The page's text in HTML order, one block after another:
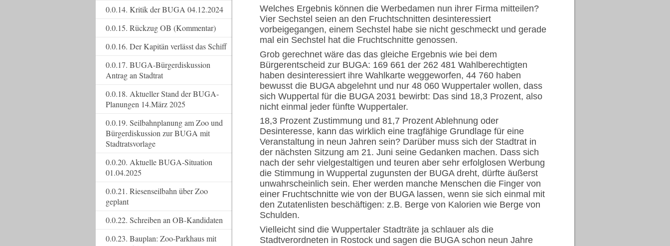
Welches Ergebnis können die Werbedamen nun ihrer Firma mitteilen?
Vier Sechstel seien an den Fruchtschnitten desinteressiert
vorbeigegangen, einem Sechstel habe sie nicht geschmeckt und gerade
mal ein Sechstel hat die Fruchtschnitte genossen.
Grob gerechnet wäre das das gleiche Ergebnis wie bei dem
Bürgerentscheid zur BUGA: 169 661 der 262 481 Wahlberechtigten
haben desinteressiert ihre Wahlkarte weggeworfen, 44 760 haben
bewusst die BUGA abgelehnt und nur 48 060 Wuppertaler wollen, dass
sich Wuppertal für die BUGA 2031 bewirbt: Das sind 18,3 Prozent, also
nicht einmal jeder fünfte Wuppertaler.
18,3 Prozent Zustimmung und 81,7 Prozent Ablehnung oder
Desinteresse, kann das wirklich eine tragfähige Grundlage für eine
Veranstaltung in neun Jahren sein? Darüber muss sich der Stadtrat in
der nächsten Sitzung am 21. Juni seine Gedanken machen. Dass sich
nach der sehr vielgestaltigen und teuren aber sehr erfolglosen Werbung
die Stimmung in Wuppertal zugunsten der BUGA dreht, dürfte äußerst
unwahrscheinlich sein. Eher werden manche Menschen die Finger von
einer Fruchtschnitte wie von der BUGA lassen, wenn sie sich einmal mit
den Zutatenlisten beschäftigen: z.B. Berge von Kalorien wie Berge von
Schulden.
Vielleicht sind die Wuppertaler Stadträte ja schlauer als die
Stadtverordneten in Rostock und sagen die BUGA schon neun Jahre
0.0.14. Kritik der BUGA 04.12.2024
0.0.15. Rückzug OB (Kommentar)
0.0.16. Der Kapitän verlässt das Schiff
0.0.17. BUGA-Bürgerdiskussion
Antrag an Stadtrat
0.0.18. Aktueller Stand der BUGA-
Planungen 14.März 2025
0.0.19. Seilbahnplanung am Zoo und
Bürgerdiskussion zur BUGA mit
Stadtratsvorlage
0.0.20. Aktuelle BUGA-Situation
01.04.2025
0.0.21. Riesenseilbahn über Zoo
geplant
0.0.22. Schreiben an OB-Kandidaten
0.0.23. Bauplan: Zoo-Parkhaus mit